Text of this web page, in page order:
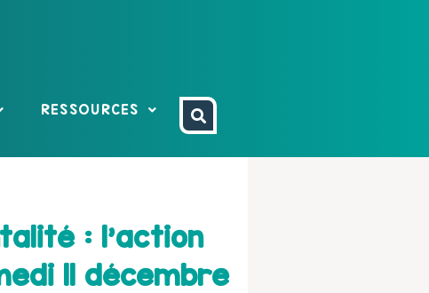
RESSOURCES
: l’action
11 décembre